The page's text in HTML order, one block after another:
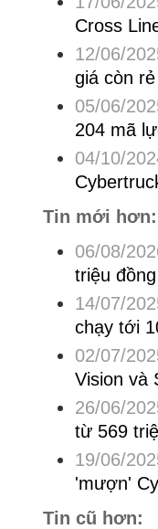
Cross
12/06/
giá còn
05/06/
204 mã
04/10/
Tin mới hơn:
06/08/
triệu đồng
14/07/
chạy tới
02/07/
Vision và
26/06/
từ 569
19/06/
'mượn'
Tin cũ hơn: